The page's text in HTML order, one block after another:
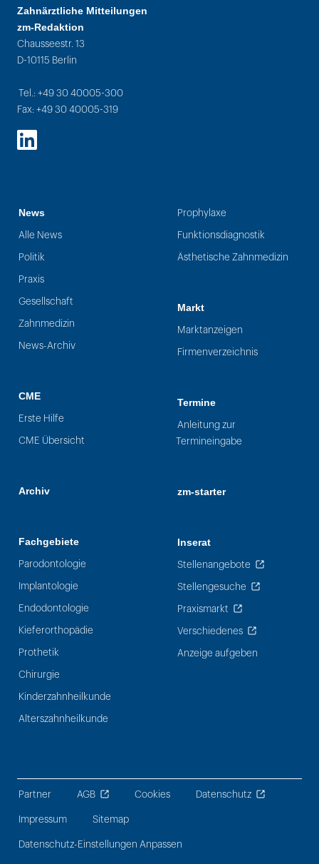
Zahnärztliche Mitteilungen
zm-Redaktion
Chausseestr. 13
D-10115 Berlin
Tel.: +49 30 40005-300
Fax: +49 30 40005-319
LinkedIn
News
Alle News
Politik
Praxis
Gesellschaft
Zahnmedizin
News-Archiv
CME
Erste Hilfe
CME Übersicht
Archiv
Fachgebiete
Parodontologie
Implantologie
Endodontologie
Kieferorthopädie
Prothetik
Chirurgie
Kinderzahnheilkunde
Alterszahnheilkunde
Prophylaxe
Funktionsdiagnostik
Ästhetische Zahnmedizin
Markt
Marktanzeigen
Firmenverzeichnis
Termine
Anleitung zur
Termineingabe
zm-starter
Inserat
Stellenangebote
Stellengesuche
Praxismarkt
Verschiedenes
Anzeige aufgeben
Partner AGB Cookies Datenschutz
Impressum Sitemap
Datenschutz-Einstellungen Anpassen